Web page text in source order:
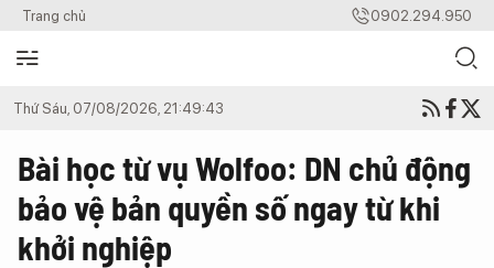
Trang chủ 0902.294.950
Thứ Sáu, 07/08/2026, 21:49:43
Bài học từ vụ Wolfoo: DN chủ động
bảo vệ bản quyền số ngay từ khi
khởi nghiệp